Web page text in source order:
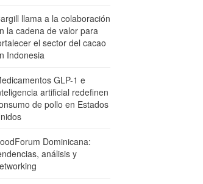
llama a la colaboración
la cadena de valor para
el sector del cacao
Indonesia
GLP-1 e
artificial redefinen
de pollo en Estados
Dominicana:
análisis y